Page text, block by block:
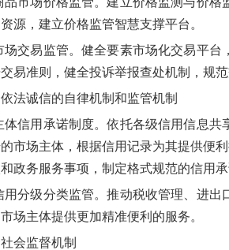
源，建立价格监管智慧支撑平台。
场交易监管。健全要素市场化交易平
易准则，健全投诉举报查处机制，规
依法诚信的自律机制和监管机制
体信用承诺制度。依托各级信用信息
市场主体，根据信用记录为其提供便
政务服务事项，制定格式规范的信用
用分级分类监管。推动税收管理、进
场主体提供更加精准便利的服务。
会监督机制